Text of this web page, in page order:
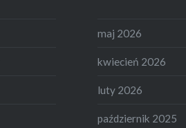
maj 2026
kwiecień 2026
luty 2026
październik 2025